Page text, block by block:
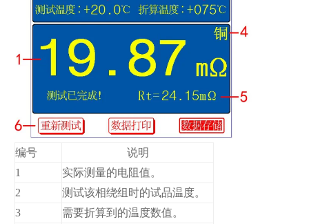
编号
说明
1
实际测量的电阻值。
2
测试该相绕组时的试品温度。
3
需要折算到的温度数值。